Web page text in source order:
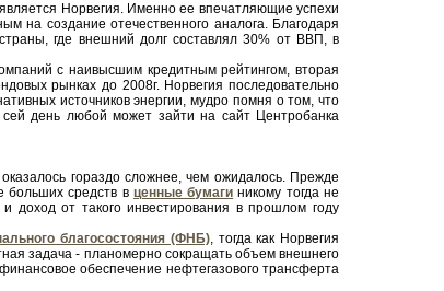
Норвегия. Именно ее впечатляющие успехи
на создание отечественного аналога. Благодаря
где внешний долг составлял 30% от ВВП, в
с наивысшим кредитным рейтингом, вторая
рынках до 2008г. Норвегия последовательно
источников энергии, мудро помня о том, что
день любой может зайти на сайт Центробанка
гораздо сложнее, чем ожидалось. Прежде
больших средств в ценные бумаги никому тогда не
доход от такого инвестирования в прошлом году
благосостояния (ФНБ), тогда как Норвегия
задача - планомерно сокращать объем внешнего
обеспечение нефтегазового трансферта